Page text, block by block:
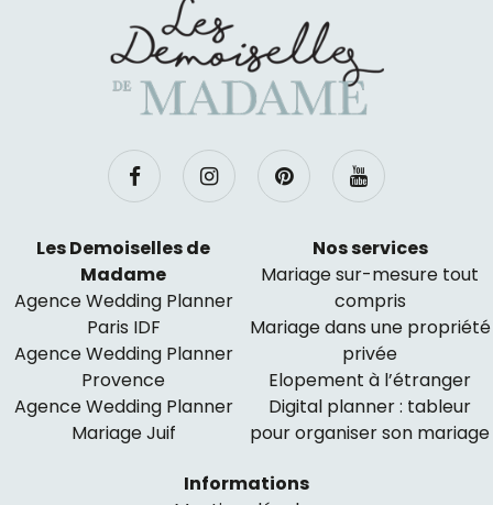
Les Demoiselles de
Madame
Agence Wedding Planner
Paris IDF
Agence Wedding Planner
Provence
Agence Wedding Planner
Mariage Juif
Nos services
Mariage sur-mesure tout
compris
Mariage dans une propriété
privée
Elopement à l’étranger
Digital planner : tableur
pour organiser son mariage
Informations